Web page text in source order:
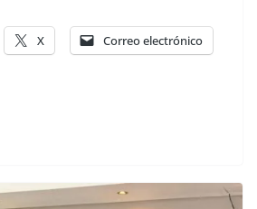
X Correo electrónico